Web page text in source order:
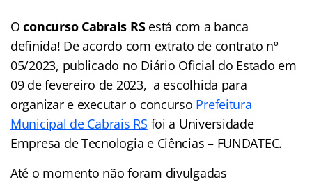
Oconcurso Cabrais RSestá com a banca
definida! De acordo com extrato de contrato nº
05/2023, publicado no Diário Oficial do Estado em
09 de fevereiro de 2023, a escolhida para
organizar e executar o concurso Prefeitura
Municipal de Cabrais RS foi a Universidade
Empresa de Tecnologia e Ciências – FUNDATEC.
Até o momento não foram divulgadas